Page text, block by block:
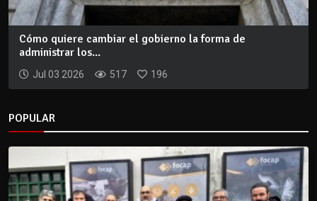
Cómo quiere cambiar el gobierno la forma de
administrar los...
Jul 03 2026 517 196
POPULAR